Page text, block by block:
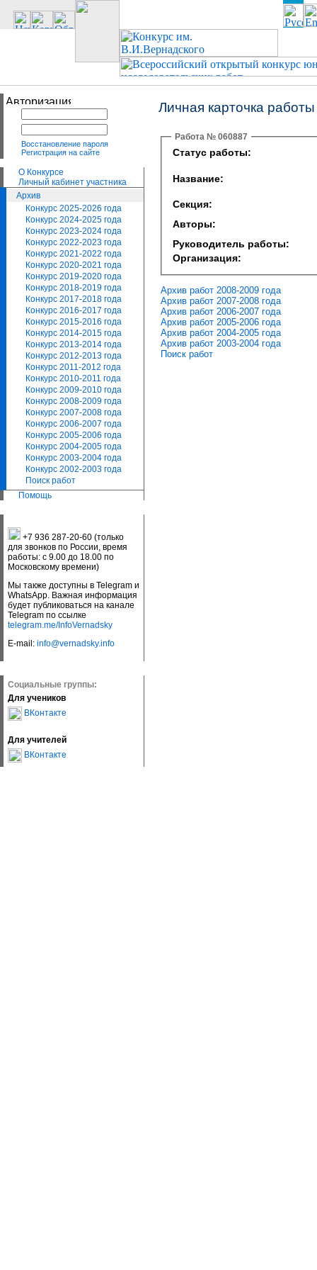
Восстановление пароля
Регистрация на сайте
О Конкурсе
Личный кабинет участника
Архив
Конкурс 2025-2026 года
Конкурс 2024-2025 года
Конкурс 2023-2024 года
Конкурс 2022-2023 года
Конкурс 2021-2022 года
Конкурс 2020-2021 года
Конкурс 2019-2020 года
Конкурс 2018-2019 года
Конкурс 2017-2018 года
Конкурс 2016-2017 года
Конкурс 2015-2016 года
Конкурс 2014-2015 года
Конкурс 2013-2014 года
Конкурс 2012-2013 года
Конкурс 2011-2012 года
Конкурс 2010-2011 года
Конкурс 2009-2010 года
Конкурс 2008-2009 года
Конкурс 2007-2008 года
Конкурс 2006-2007 года
Конкурс 2005-2006 года
Конкурс 2004-2005 года
Конкурс 2003-2004 года
Конкурс 2002-2003 года
Поиск работ
Помощь
+7 936 287-20-60 (только
для звонков по России, время
работы: с 9.00 до 18.00 по
Московскому времени)
Мы также доступны в Telegram и
WhatsApp. Важная информация
будет публиковаться на канале
Telegram по ссылке
telegram.me/InfoVernadsky
E-mail: info@vernadsky.info
Социальные группы:
Для учеников
ВКонтакте
Для учителей
ВКонтакте
Личная карточка работы
Работа № 060887
Статус работы:
Название:
Секция:
Авторы:
Руководитель работы:
Организация:
Архив работ 2008-2009 года
Архив работ 2007-2008 года
Архив работ 2006-2007 года
Архив работ 2005-2006 года
Архив работ 2004-2005 года
Архив работ 2003-2004 года
Поиск работ